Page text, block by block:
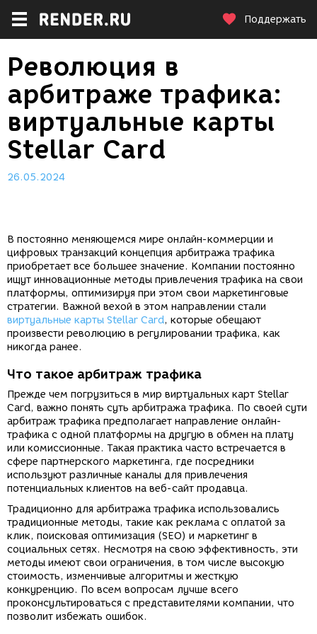
Поддержать
Революция в
арбитраже трафика:
виртуальные карты
Stellar Card
26.05.2024
В постоянно меняющемся мире онлайн-коммерции и
цифровых транзакций концепция арбитража трафика
приобретает все большее значение. Компании постоянно
ищут инновационные методы привлечения трафика на свои
платформы, оптимизируя при этом свои маркетинговые
стратегии. Важной вехой в этом направлении стали
виртуальные карты Stellar Card, которые обещают
произвести революцию в регулировании трафика, как
никогда ранее.
Что такое арбитраж трафика
Прежде чем погрузиться в мир виртуальных карт Stellar
Card, важно понять суть арбитража трафика. По своей сути
арбитраж трафика предполагает направление онлайн-
трафика с одной платформы на другую в обмен на плату
или комиссионные. Такая практика часто встречается в
сфере партнерского маркетинга, где посредники
используют различные каналы для привлечения
потенциальных клиентов на веб-сайт продавца.
Традиционно для арбитража трафика использовались
традиционные методы, такие как реклама с оплатой за
клик, поисковая оптимизация (SEO) и маркетинг в
социальных сетях. Несмотря на свою эффективность, эти
методы имеют свои ограничения, в том числе высокую
стоимость, изменчивые алгоритмы и жесткую
конкуренцию. По всем вопросам лучше всего
проконсультироваться с представителями компании, что
позволит избежать ошибок.